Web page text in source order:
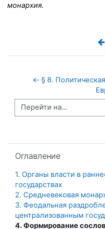
монархия.
← § 8.
Перейти на...
Оглавление
1. Органы власти в
государствах
2. Средневековая
3. Феодальная
централизованным
4. Формирование